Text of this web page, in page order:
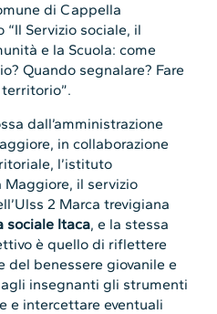
di Cappella
Servizio sociale, il
e la Scuola: come
Quando segnalare? Fare
dall’amministrazione
in collaborazione
l’istituto
il servizio
2 Marca trevigiana
sociale Itaca, e la stessa
è quello di riflettere
del benessere giovanile e
insegnanti gli strumenti
e intercettare eventuali